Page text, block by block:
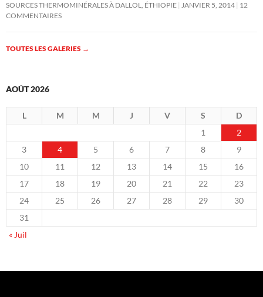
SOURCES THERMOMINÉRALES À DALLOL, ÉTHIOPIE JANVIER 5, 2014 12
COMMENTAIRES
TOUTES LES GALERIES →
AOÛT 2026
L M M J V S
D
1
2
3
4 5 6 7 8
9
10
11 12 13 14 15
16
17
18 19 20 21 22
23
24
25 26 27 28 29
30
31
« Juil